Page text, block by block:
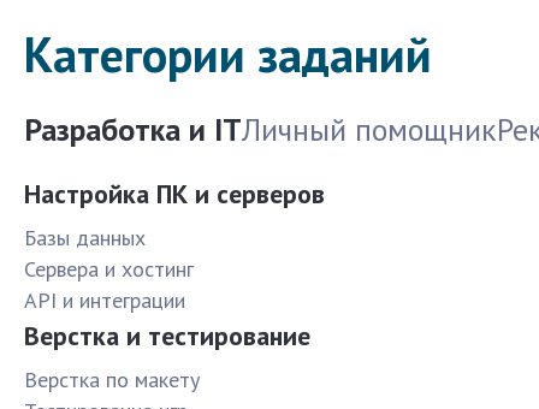
Категории заданий
Разработка и ITЛичный помощник
Настройка ПК и серверов
Базы данных
Сервера и хостинг
API и интеграции
Верстка и тестирование
Верстка по макету